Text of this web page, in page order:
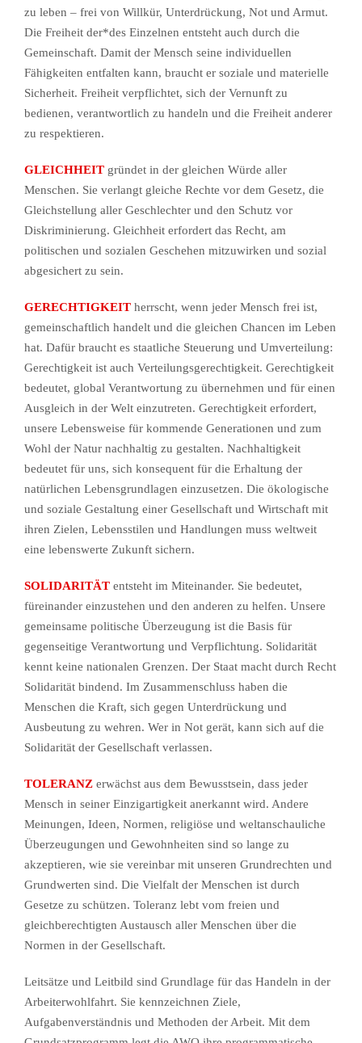
zu leben – frei von Willkür, Unterdrückung, Not und Armut.
Die Freiheit der*des Einzelnen entsteht auch durch die
Gemeinschaft. Damit der Mensch seine individuellen
Fähigkeiten entfalten kann, braucht er soziale und materielle
Sicherheit. Freiheit verpflichtet, sich der Vernunft zu
bedienen, verantwortlich zu handeln und die Freiheit anderer
zu respektieren.
GLEICHHEITgründet in der gleichen Würde aller
Menschen. Sie verlangt gleiche Rechte vor dem Gesetz, die
Gleichstellung aller Geschlechter und den Schutz vor
Diskriminierung. Gleichheit erfordert das Recht, am
politischen und sozialen Geschehen mitzuwirken und sozial
abgesichert zu sein.
GERECHTIGKEITherrscht, wenn jeder Mensch frei ist,
gemeinschaftlich handelt und die gleichen Chancen im Leben
hat. Dafür braucht es staatliche Steuerung und Umverteilung:
Gerechtigkeit ist auch Verteilungsgerechtigkeit. Gerechtigkeit
bedeutet, global Verantwortung zu übernehmen und für einen
Ausgleich in der Welt einzutreten. Gerechtigkeit erfordert,
unsere Lebensweise für kommende Generationen und zum
Wohl der Natur nachhaltig zu gestalten. Nachhaltigkeit
bedeutet für uns, sich konsequent für die Erhaltung der
natürlichen Lebensgrundlagen einzusetzen. Die ökologische
und soziale Gestaltung einer Gesellschaft und Wirtschaft mit
ihren Zielen, Lebensstilen und Handlungen muss weltweit
eine lebenswerte Zukunft sichern.
SOLIDARITÄTentsteht im Miteinander. Sie bedeutet,
füreinander einzustehen und den anderen zu helfen. Unsere
gemeinsame politische Überzeugung ist die Basis für
gegenseitige Verantwortung und Verpflichtung. Solidarität
kennt keine nationalen Grenzen. Der Staat macht durch Recht
Solidarität bindend. Im Zusammenschluss haben die
Menschen die Kraft, sich gegen Unterdrückung und
Ausbeutung zu wehren. Wer in Not gerät, kann sich auf die
Solidarität der Gesellschaft verlassen.
TOLERANZerwächst aus dem Bewusstsein, dass jeder
Mensch in seiner Einzigartigkeit anerkannt wird. Andere
Meinungen, Ideen, Normen, religiöse und weltanschauliche
Überzeugungen und Gewohnheiten sind so lange zu
akzeptieren, wie sie vereinbar mit unseren Grundrechten und
Grundwerten sind. Die Vielfalt der Menschen ist durch
Gesetze zu schützen. Toleranz lebt vom freien und
gleichberechtigten Austausch aller Menschen über die
Normen in der Gesellschaft.
Leitsätze und Leitbild sind Grundlage für das Handeln in der
Arbeiterwohlfahrt. Sie kennzeichnen Ziele,
Aufgabenverständnis und Methoden der Arbeit. Mit dem